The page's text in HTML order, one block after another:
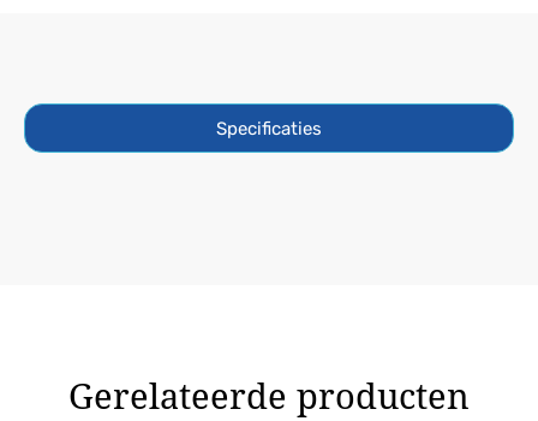
Specificaties
Gerelateerde producten